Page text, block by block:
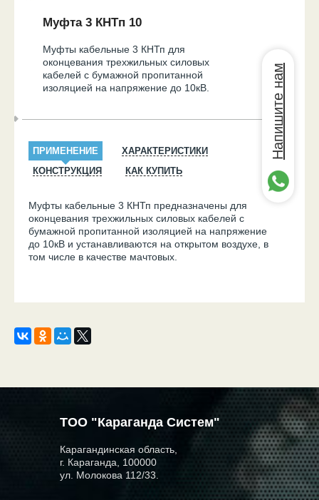
Муфта 3 КНТп 10
Муфты кабельные 3 КНТп для
оконцевания трехжильных силовых
кабелей с бумажной пропитанной
изоляцией на напряжение до 10кВ.
ПРИМЕНЕНИЕ
ХАРАКТЕРИСТИКИ
КОНСТРУКЦИЯ
КАК КУПИТЬ
Муфты кабельные 3 КНТп предназначены для
оконцевания треxжильных силовых кабелей с
бумажной пропитанной изоляцией на напряжение
до 10кВ и устанавливаются на открытом воздухе, в
том числе в качестве мачтовых.
ТОО "Караганда Систем"
Карагандинская область,
г. Караганда, 100000
ул. Молокова 112/33.
Напишите нам